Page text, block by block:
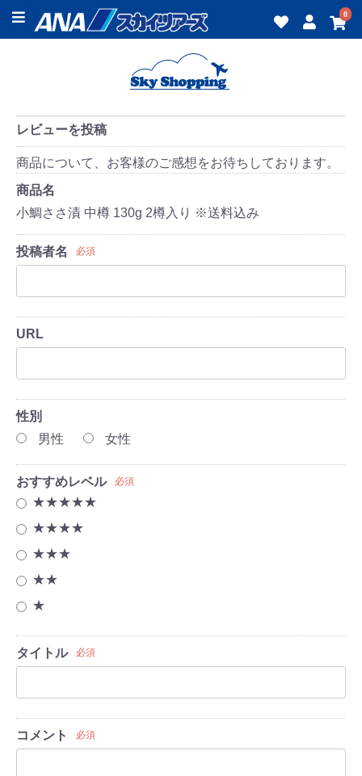
0
レビューを投稿
商品について、お客様のご感想をお待ちしております。
商品名
小鯛ささ漬 中樽 130g 2樽入り ※送料込み
投稿者名 必須
URL
性別
男性
女性
おすすめレベル 必須
★★★★★
★★★★
★★★
★★
★
タイトル 必須
コメント 必須